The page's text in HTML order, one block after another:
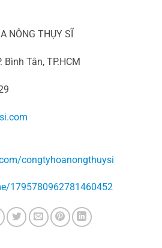
NÔNG THỤY SĨ
Tân, TP.HCM
congtyhoanongthuysi
1795780962781460452